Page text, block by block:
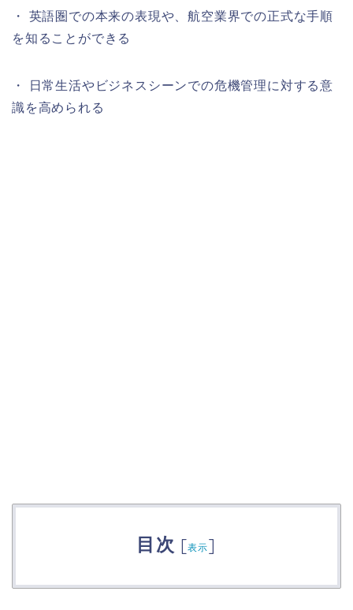
・ 英語圏での本来の表現や、航空業界での正式な手順
を知ることができる
・ 日常生活やビジネスシーンでの危機管理に対する意
識を高められる
目次 [表示]